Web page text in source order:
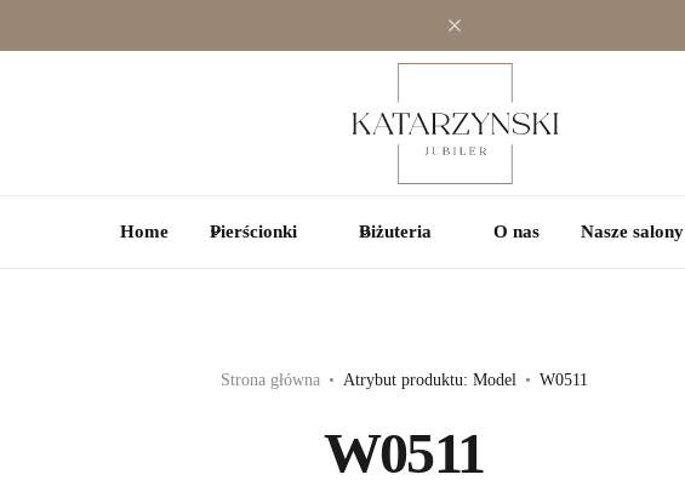
Home Pierścionki Biżuteria O nas Nasze salony
Strona główna Atrybut produktu: Model W0511
W0511